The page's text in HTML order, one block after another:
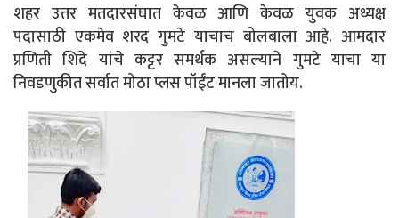
शहर उत्तर मतदारसंघात केवळ आणि केवळ युवक अध्यक्ष
पदासाठी एकमेव शरद गुमटे याचाच बोलबाला आहे. आमदार
प्रणिती शिंदे यांचे कट्टर समर्थक असल्याने गुमटे याचा या
निवडणुकीत सर्वात मोठा प्लस पॉईंट मानला जातोय.